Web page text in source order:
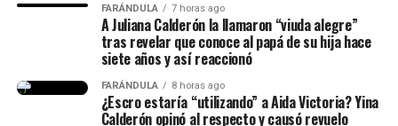
lapso de tiempo no siempre estuvieron juntos, y
tuvieron idas y venidas.
@juliethpaolaberdu7 #LIVEIncentiveProgram
#SideHustleLIVE #PaidPartnership
#yinacalderonoficial
#julianacalderon ♬ sonido original – Julieth
FARÁNDULA 7 horas ago
A Juliana Calderón la llamaron “viuda alegre”
tras revelar que conoce al papá de su hija hace
siete años y así reaccionó
FARÁNDULA 8 horas ago
¿Escro estaría “utilizando” a Aida Victoria? Yina
Calderón opinó al respecto y causó revuelo